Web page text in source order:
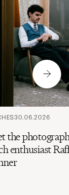
30.06.2026
the
enthusiast